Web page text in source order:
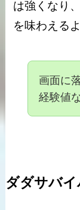
は強くなり
を味わえる
画面に
経験値
ダダサバ